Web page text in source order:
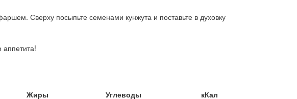
Сверху посыпьте семенами кунжута и поставьте в духовку
аппетита!
Жиры Углеводы
кКал